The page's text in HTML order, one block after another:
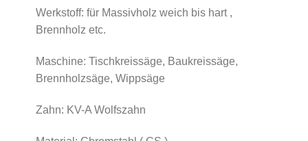
Werkstoff: für Massivholz weich bis hart ,
Brennholz etc.
Maschine: Tischkreissäge, Baukreissäge,
Brennholzsäge, Wippsäge
Zahn: KV-A Wolfszahn